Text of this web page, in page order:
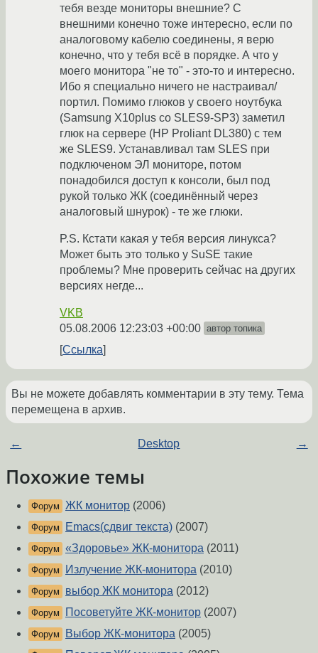
тебя везде мониторы внешние? С
внешними конечно тоже интересно, если по
аналоговому кабелю соединены, я верю
конечно, что у тебя всё в порядке. А что у
моего монитора "не то" - это-то и интересно.
Ибо я специально ничего не настраивал/
портил. Помимо глюков у своего ноутбука
(Samsung X10plus со SLES9-SP3) заметил
глюк на сервере (HP Proliant DL380) с тем
же SLES9. Устанавливал там SLES при
подключеном ЭЛ мониторе, потом
понадобился доступ к консоли, был под
рукой только ЖК (соединённый через
аналоговый шнурок) - те же глюки.
P.S. Кстати какая у тебя версия линукса?
Может быть это только у SuSE такие
проблемы? Мне проверить сейчас на других
версиях негде...
VKB
05.08.2006 12:23:03 +00:00 автор топика
Ссылка
Вы не можете добавлять комментарии в эту тему. Тема
перемещена в архив.
← Desktop →
Похожие темы
Форум ЖК монитор (2006)
Форум Emacs(сдвиг текста) (2007)
Форум «Здоровье» ЖК-монитора (2011)
Форум Излучение ЖК-монитора (2010)
Форум выбор ЖК монитора (2012)
Форум Посоветуйте ЖК-монитор (2007)
Форум Выбор ЖК-монитора (2005)